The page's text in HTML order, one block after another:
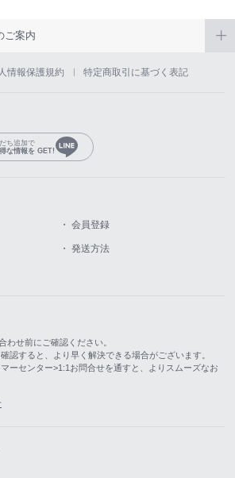
ご案内
情報保護規約 特定商取引に基づく表記
ち追加で
な情報を GET!
・ 会員登録
・ 発送方法
わせ前にご確認ください。
認すると、より早く解決できる場合がございます。
ーセンター>1:1お問合せを通すと、よりスムーズなお